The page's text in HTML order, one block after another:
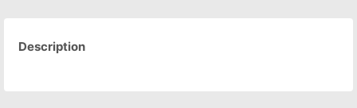
Description